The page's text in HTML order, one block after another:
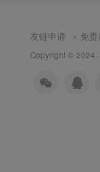
友链申请 免
Copyright © 2024 ·